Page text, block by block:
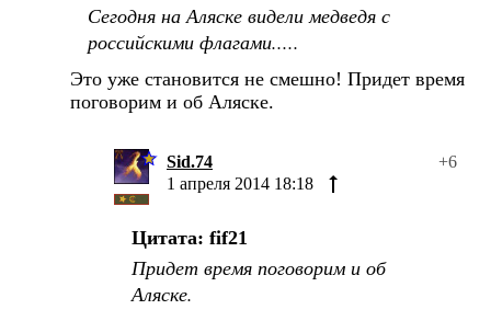
Сегодня на Аляске видели медведя с
российскими флагами.....
Это уже становится не смешно! Придет время
поговорим и об Аляске.
Sid.74
+6
1 апреля 2014 18:18
Цитата: fif21
Придет время поговорим и об
Аляске.